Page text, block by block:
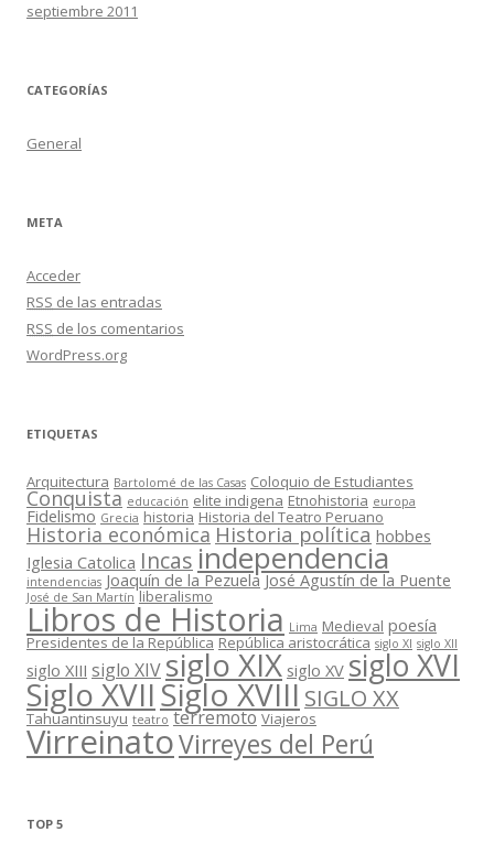
septiembre 2011
CATEGORÍAS
General
META
Acceder
RSS de las entradas
RSS de los comentarios
WordPress.org
ETIQUETAS
Arquitectura Bartolomé de las Casas Coloquio de Estudiantes
Conquista educación elite indigena Etnohistoria europa
Fidelismo Grecia historia Historia del Teatro Peruano
Historia económica Historia política hobbes
Iglesia Catolica Incasindependencia
intendencias Joaquín de la Pezuela José Agustín de la Puente
José de San Martín liberalismo
Libros de Historia Lima Medieval poesía
Presidentes de la República República aristocrática siglo XI siglo XII
siglo XIII siglo XIV siglo XIX siglo XV siglo XVI
Siglo XVIISiglo XVIIISIGLO XX
Tahuantinsuyu teatro terremoto Viajeros
VirreinatoVirreyes del Perú
TOP 5